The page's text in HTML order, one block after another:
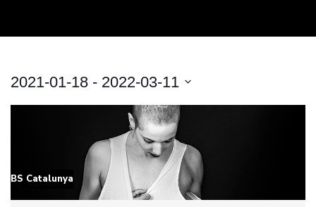
2021-01-18 - 2022-03-11
BS Catalunya